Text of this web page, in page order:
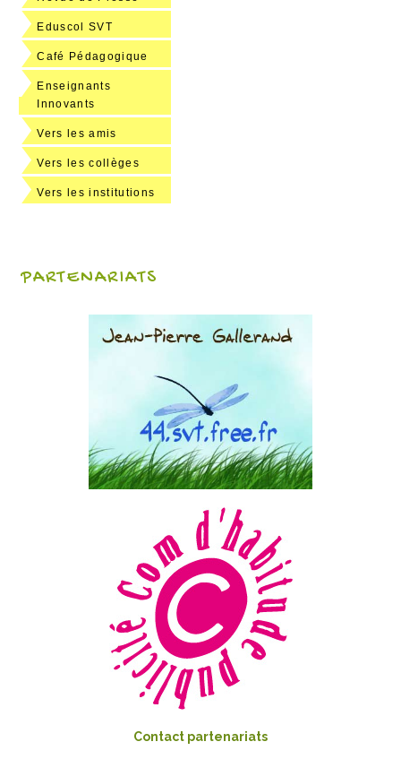
Eduscol SVT
Café Pédagogique
Enseignants
Innovants
Vers les amis
Vers les collèges
Vers les institutions
PARTENARIATS
Contact partenariats